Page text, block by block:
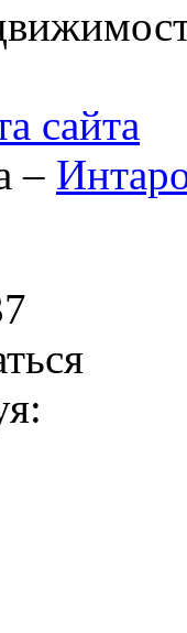
сайта
–